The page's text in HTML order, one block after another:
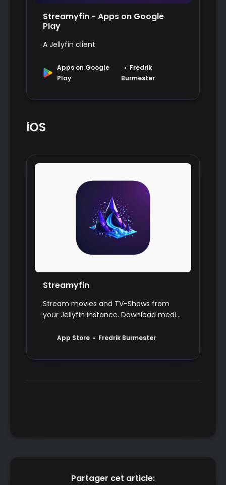
Streamyfin - Apps on Google
Play
A Jellyfin client
Apps on Google
Play
Fredrik
Burmester
iOS
‎Streamyfin
‎Stream movies and TV-Shows from
your Jellyfin instance. Download media
and much more!
App Store Fredrik Burmester
Partager cet article: